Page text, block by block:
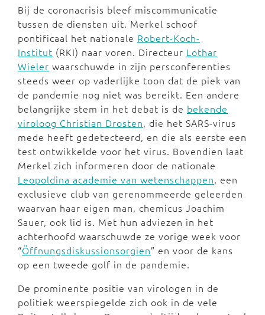
Bij de coronacrisis bleef miscommunicatie
tussen de diensten uit. Merkel schoof
pontificaal het nationale Robert-Koch-
Institut (RKI) naar voren. Directeur Lothar
Wieler waarschuwde in zijn persconferenties
steeds weer op vaderlijke toon dat de piek van
de pandemie nog niet was bereikt. Een andere
belangrijke stem in het debat is de bekende
viroloog Christian Drosten, die het SARS-virus
mede heeft gedetecteerd, en die als eerste een
test ontwikkelde voor het virus. Bovendien laat
Merkel zich informeren door de nationale
Leopoldina academie van wetenschappen, een
exclusieve club van gerenommeerde geleerden
waarvan haar eigen man, chemicus Joachim
Sauer, ook lid is. Met hun adviezen in het
achterhoofd waarschuwde ze vorige week voor
“Öffnungsdiskussionsorgien” en voor de kans
op een tweede golf in de pandemie.
De prominente positie van virologen in de
politiek weerspiegelde zich ook in de vele